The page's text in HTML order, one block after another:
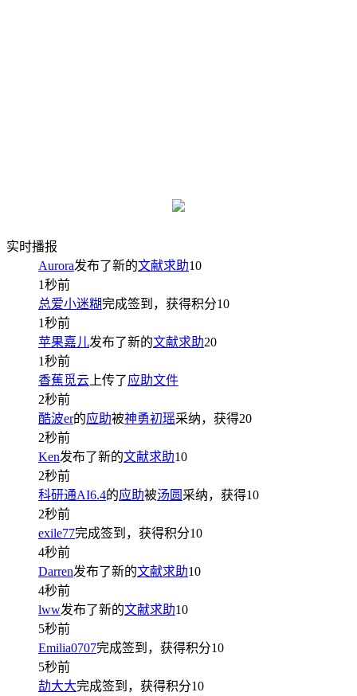
实时播报
Aurora发布了新的文献求助10
1秒前
总爱小迷糊完成签到，获得积分10
1秒前
苹果嘉儿发布了新的文献求助20
1秒前
香蕉觅云 上传了应助文件
2秒前
酷波er的应助被神勇初瑶采纳，获得20
2秒前
Ken发布了新的文献求助10
2秒前
科研通AI6.4的应助被汤圆 采纳，获得10
2秒前
exile77完成签到，获得积分10
4秒前
Darren发布了新的文献求助10
4秒前
lww发布了新的文献求助10
5秒前
Emilia0707完成签到，获得积分10
5秒前
劼大大完成签到，获得积分10